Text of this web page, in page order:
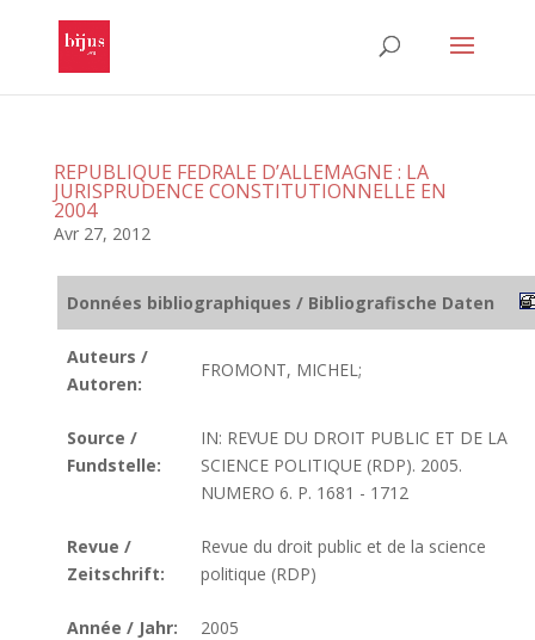
REPUBLIQUE FEDRALE D’ALLEMAGNE : LA
JURISPRUDENCE CONSTITUTIONNELLE EN
2004
Avr 27, 2012
Données bibliographiques / Bibliografische Daten
Auteurs /
Autoren:
FROMONT, MICHEL;
Source /
Fundstelle:
IN: REVUE DU DROIT PUBLIC ET DE LA
SCIENCE POLITIQUE (RDP). 2005.
NUMERO 6. P. 1681 - 1712
Revue /
Zeitschrift:
Revue du droit public et de la science
politique (RDP)
Année / Jahr: 2005